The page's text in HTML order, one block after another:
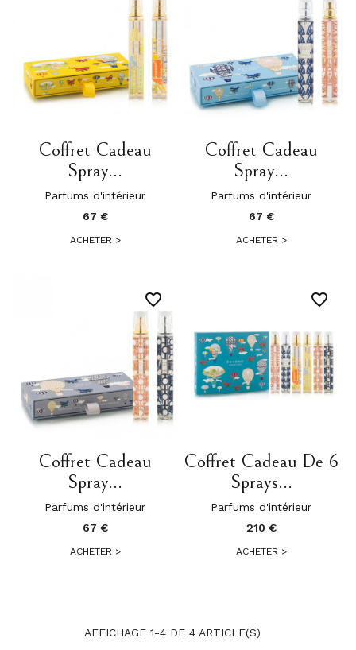
Coffret Cadeau
Spray...
Parfums d'intérieur
67 €
ACHETER >
Coffret Cadeau
Spray...
Parfums d'intérieur
67 €
ACHETER >
Coffret Cadeau
Spray...
Parfums d'intérieur
67 €
ACHETER >
favorite_border
Coffret Cadeau De 6
Sprays...
Parfums d'intérieur
210 €
ACHETER >
favorite_border
AFFICHAGE 1-4 DE 4 ARTICLE(S)